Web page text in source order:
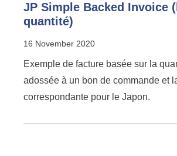
JP Simple Backed Invoice
quantité)
16 November 2020
Exemple de facture basée sur la
adossée à un bon de commande et
correspondante pour le Japon.